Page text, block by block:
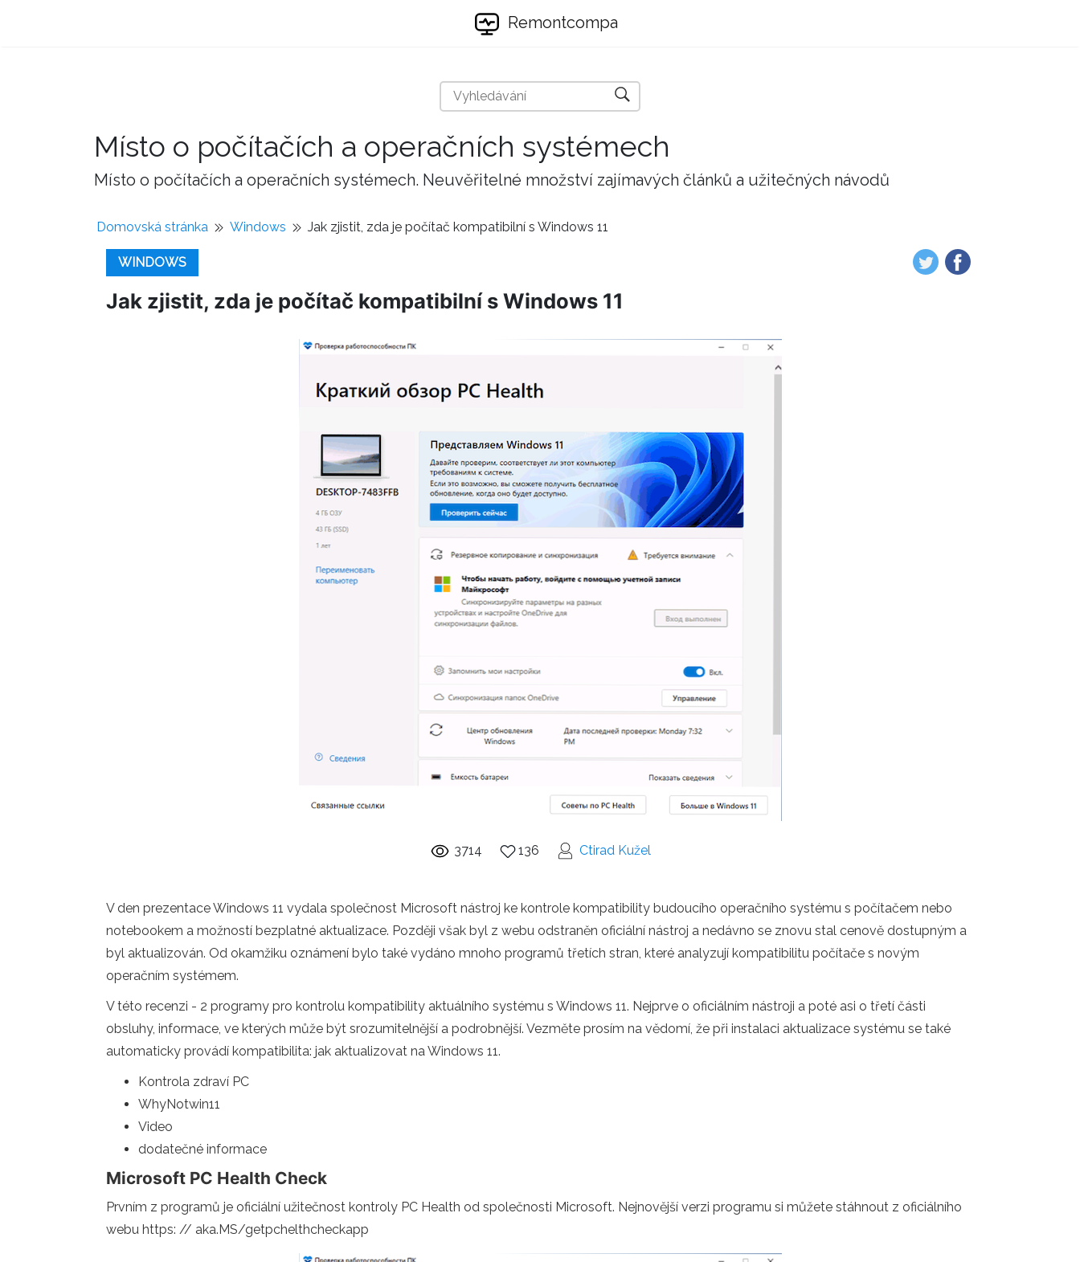
Remontcompa
Místo o počítačích a operačních systémech
Místo o počítačích a operačních systémech. Neuvěřitelné množství zajímavých článků a užitečných návodů
Domovská stránka Windows Jak zjistit, zda je počítač kompatibilní s Windows 11
WINDOWS
Jak zjistit, zda je počítač kompatibilní s Windows 11
3714 136 Ctirad Kužel
V den prezentace Windows 11 vydala společnost Microsoft nástroj ke kontrole kompatibility budoucího operačního systému s počítačem nebo
notebookem a možností bezplatné aktualizace. Později však byl z webu odstraněn oficiální nástroj a nedávno se znovu stal cenově dostupným a
byl aktualizován. Od okamžiku oznámení bylo také vydáno mnoho programů třetích stran, které analyzují kompatibilitu počítače s novým
operačním systémem.
V této recenzi - 2 programy pro kontrolu kompatibility aktuálního systému s Windows 11. Nejprve o oficiálním nástroji a poté asi o třetí části
obsluhy, informace, ve kterých může být srozumitelnější a podrobnější. Vezměte prosím na vědomí, že při instalaci aktualizace systému se také
automaticky provádí kompatibilita: jak aktualizovat na Windows 11.
Kontrola zdraví PC
WhyNotwin11
Video
dodatečné informace
Microsoft PC Health Check
Prvním z programů je oficiální užitečnost kontroly PC Health od společnosti Microsoft. Nejnovější verzi programu si můžete stáhnout z oficiálního
webu https: // aka.MS/getpchelthcheckapp